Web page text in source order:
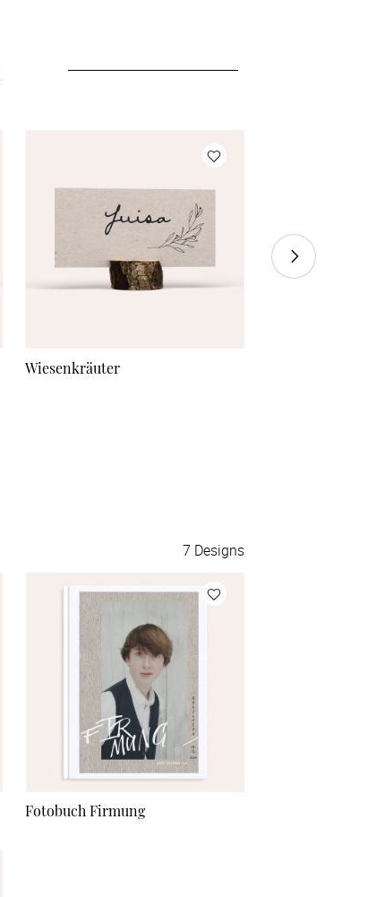
80 Stück à 0,60 €
175 Stück
200 Stück
Mehr Karten
Wiesenkräuter
7 Designs
Fotobuch Firmung